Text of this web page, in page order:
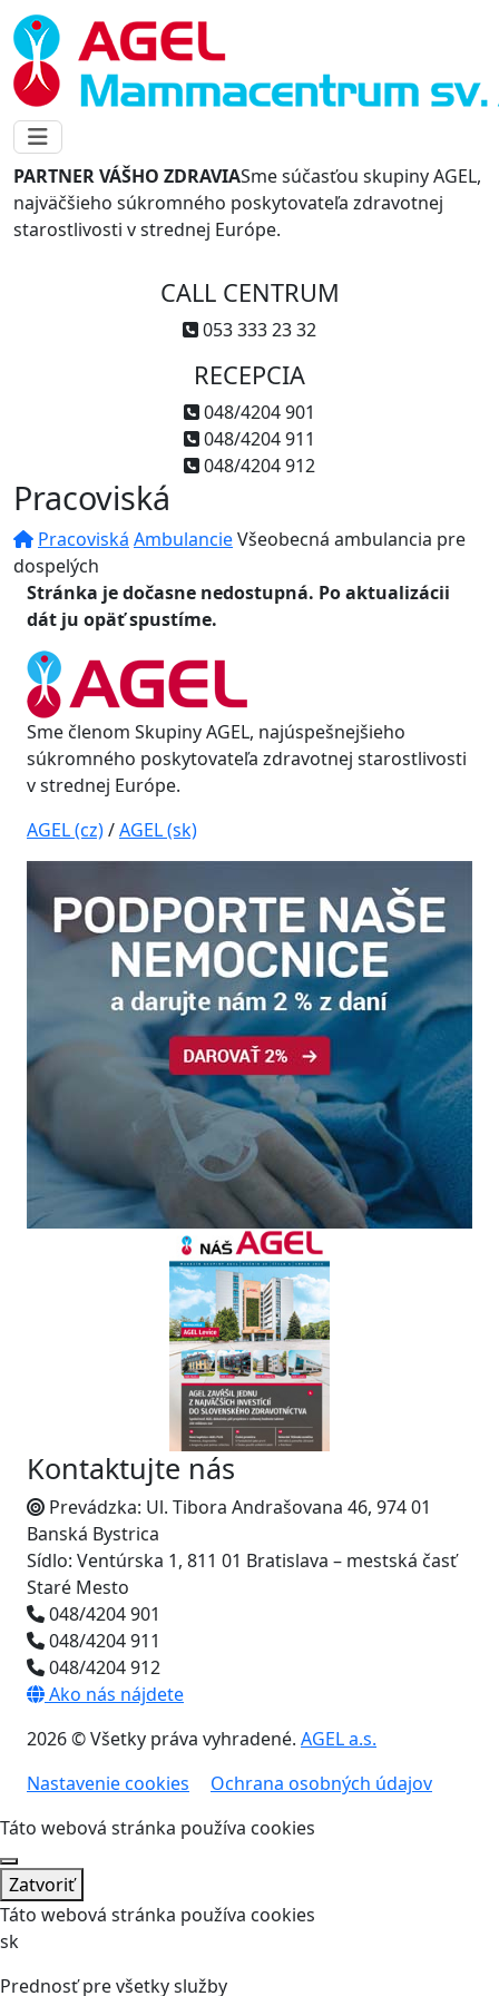
PARTNER VÁŠHO ZDRAVIASme súčasťou skupiny AGEL,
najväčšieho súkromného poskytovateľa zdravotnej
starostlivosti v strednej Európe.
CALL CENTRUM
053 333 23 32
RECEPCIA
048/4204 901
048/4204 911
048/4204 912
Pracoviská
Pracoviská AmbulancieVšeobecná ambulancia pre
dospelých
Stránka je dočasne nedostupná. Po aktualizácii
dát ju opäť spustíme.
Sme členom Skupiny AGEL, najúspešnejšieho
súkromného poskytovateľa zdravotnej starostlivosti
v strednej Európe.
AGEL (cz)/AGEL (sk)
Kontaktujte nás
Prevádzka: Ul. Tibora Andrašovana 46, 974 01
Banská Bystrica
Sídlo: Ventúrska 1, 811 01 Bratislava – mestská časť
Staré Mesto
048/4204 901
048/4204 911
048/4204 912
Ako nás nájdete
2026 © Všetky práva vyhradené. AGEL a.s.
Nastavenie cookies
Ochrana osobných údajov
Táto webová stránka používa cookies
Zatvoriť
Táto webová stránka používa cookies
sk
Prednosť pre všetky služby